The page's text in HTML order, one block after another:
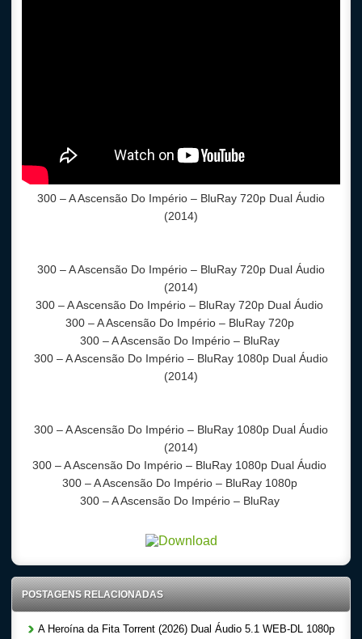
300 – A Ascensão Do Império – BluRay 720p Dual Áudio
(2014)
300 – A Ascensão Do Império – BluRay 720p Dual Áudio
(2014)
300 – A Ascensão Do Império – BluRay 720p Dual Áudio
300 – A Ascensão Do Império– BluRay 720p
300 – A Ascensão Do Império– BluRay
300 – A Ascensão Do Império – BluRay 1080p Dual Áudio
(2014)
300 – A Ascensão Do Império – BluRay 1080p Dual Áudio
(2014)
300 – A Ascensão Do Império – BluRay 1080p Dual Áudio
300 – A Ascensão Do Império– BluRay 1080p
300 – A Ascensão Do Império– BluRay
POSTAGENS RELACIONADAS
A Heroína da Fita Torrent (2026) Dual Áudio 5.1 WEB-DL 1080p